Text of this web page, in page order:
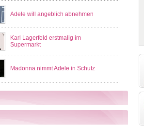
Adele will angeblich abnehmen
Karl Lagerfeld erstmalig im
Supermarkt
Madonna nimmt Adele in Schutz